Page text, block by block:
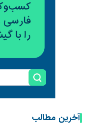
آخرین مطالب